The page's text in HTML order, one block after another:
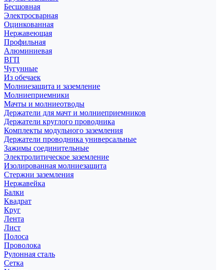
Бесшовная
Электросварная
Оцинкованная
Нержавеющая
Профильная
Алюминиевая
ВГП
Чугунные
Из обечаек
Молниезащита и заземление
Молниеприемники
Мачты и молниеотводы
Держатели для мачт и молниеприемников
Держатели круглого проводника
Комплекты модульного заземления
Держатели проводника универсальные
Зажимы соединительные
Электролитическое заземление
Изолированная молниезащита
Стержни заземления
Нержавейка
Балки
Квадрат
Круг
Лента
Лист
Полоса
Проволока
Рулонная сталь
Сетка